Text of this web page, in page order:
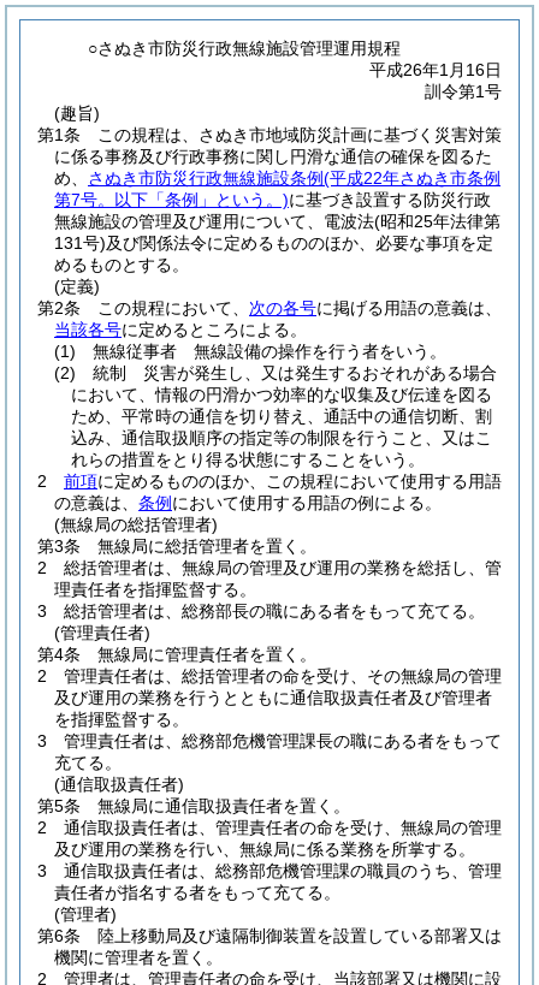
○さぬき市防災行政無線施設管理運用規程
平成26年1月16日
訓令第1号
(趣旨)
第1条
この規程は、さぬき市地域防災計画に基づく災害対策
に係る事務及び行政事務に関し円滑な通信の確保を図るた
め、 さぬき市防災行政無線施設条例(平成22年さぬき市条例
第7号。以下「条例」という。)に基づき設置する防災行政
無線施設の管理及び運用について、電波法(昭和25年法律第
131号)及び関係法令に定めるもののほか、必要な事項を定
めるものとする。
(定義)
第2条
この規程において、 次の各号に掲げる用語の意義は、
当該各号に定めるところによる。
(1)
無線従事者 無線設備の操作を行う者をいう。
(2)
統制 災害が発生し、又は発生するおそれがある場合
において、情報の円滑かつ効率的な収集及び伝達を図る
ため、平常時の通信を切り替え、通話中の通信切断、割
込み、通信取扱順序の指定等の制限を行うこと、又はこ
れらの措置をとり得る状態にすることをいう。
2
前項に定めるもののほか、この規程において使用する用語
の意義は、 条例 において使用する用語の例による。
(無線局の総括管理者)
第3条
無線局に総括管理者を置く。
2
総括管理者は、無線局の管理及び運用の業務を総括し、管
理責任者を指揮監督する。
3
総括管理者は、総務部長の職にある者をもって充てる。
(管理責任者)
第4条
無線局に管理責任者を置く。
2
管理責任者は、総括管理者の命を受け、その無線局の管理
及び運用の業務を行うとともに通信取扱責任者及び管理者
を指揮監督する。
3
管理責任者は、総務部危機管理課長の職にある者をもって
充てる。
(通信取扱責任者)
第5条
無線局に通信取扱責任者を置く。
2
通信取扱責任者は、管理責任者の命を受け、無線局の管理
及び運用の業務を行い、無線局に係る業務を所掌する。
3
通信取扱責任者は、総務部危機管理課の職員のうち、管理
責任者が指名する者をもって充てる。
(管理者)
第6条
陸上移動局及び遠隔制御装置を設置している部署又は
機関に管理者を置く。
2
管理者は、管理責任者の命を受け、当該部署又は機関に設